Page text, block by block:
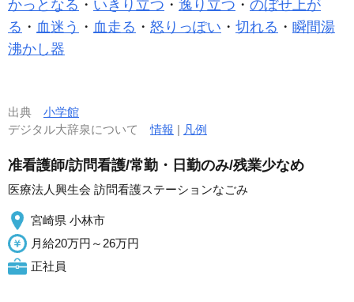
かっとなる ・ いきり立つ ・ 逸 り立つ ・ のぼせ上が
る ・ 血迷う ・ 血走る ・ 怒りっぽい ・ 切れる ・ 瞬間湯
沸かし器
出典 小学館
デジタル大辞泉について情報 | 凡例
准看護師/訪問看護/常勤・日勤のみ/残業少なめ
医療法人興生会 訪問看護ステーションなごみ
宮崎県 小林市
月給20万円～26万円
正社員